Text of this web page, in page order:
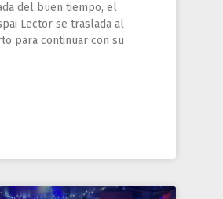
del buen tiempo, el
Lector se traslada al
para continuar con su